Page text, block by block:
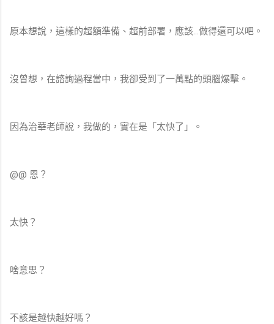
原本想說，這樣的超額準備、超前部署，應該…做得還可以吧。
沒曾想，在諮詢過程當中，我卻受到了一萬點的頭腦爆擊。
因為治華老師說，我做的，實在是「太快了」。
@@ 恩？
太快？
啥意思？
不該是越快越好嗎？